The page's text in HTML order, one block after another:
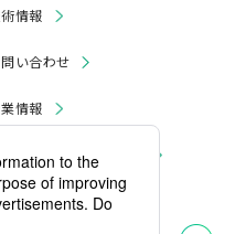
情報
い合わせ
情報
ール・無償修理 情報
イバシーポリシー